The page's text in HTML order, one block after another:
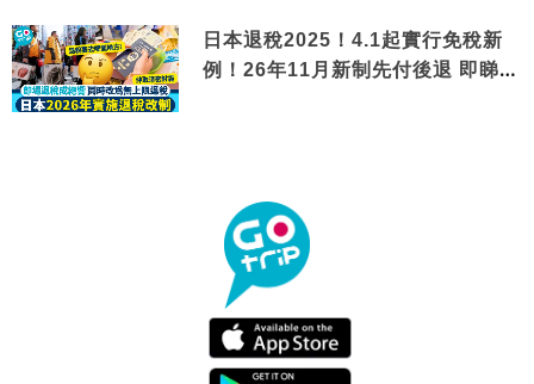
日本退稅2025！4.1起實行免稅新
例！26年11月新制先付後退 即睇步